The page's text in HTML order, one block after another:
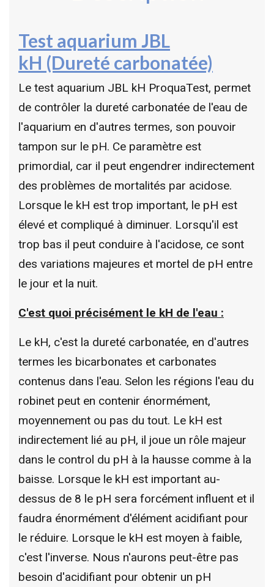
Test aquarium JBL
kH (Dureté carbonatée)
Le test aquarium JBL kH ProquaTest, permet
de contrôler la dureté carbonatée de l'eau de
l'aquarium en d'autres termes, son pouvoir
tampon sur le pH. Ce paramètre est
primordial, car il peut engendrer indirectement
des problèmes de mortalités par acidose.
Lorsque le kH est trop important, le pH est
élevé et compliqué à diminuer. Lorsqu'il est
trop bas il peut conduire à l'acidose, ce sont
des variations majeures et mortel de pH entre
le jour et la nuit.
C'est quoi précisément le kH de l'eau :
Le kH, c'est la dureté carbonatée, en d'autres
termes les bicarbonates et carbonates
contenus dans l'eau. Selon les régions l'eau du
robinet peut en contenir énormément,
moyennement ou pas du tout. Le kH est
indirectement lié au pH, il joue un rôle majeur
dans le control du pH à la hausse comme à la
baisse. Lorsque le kH est important au-
dessus de 8 le pH sera forcément influent et il
faudra énormément d'élément acidifiant pour
le réduire. Lorsque le kH est moyen à faible,
c'est l'inverse. Nous n'aurons peut-être pas
besoin d'acidifiant pour obtenir un pH